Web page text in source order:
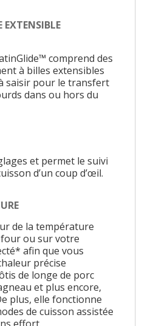
EXTENSIBLE
comprend des
à billes extensibles
saisir pour le transfert
dans ou hors du
et permet le suivi
d’un coup d’œil.
de la température
ou sur votre
afin que vous
précise
de longe de porc
et plus encore,
plus, elle fonctionne
de cuisson assistée